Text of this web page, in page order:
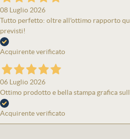
08 Luglio 2026
Tutto perfetto: oltre all'ottimo rapporto
previsti!
Acquirente verificato
06 Luglio 2026
Ottimo prodotto e bella stampa grafica
Acquirente verificato